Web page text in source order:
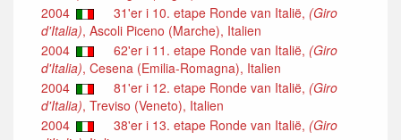
2004
31'er i 10. etape Ronde van Italië, (Giro
d'Italia), Ascoli Piceno (Marche), Italien
2004
62'er i 11. etape Ronde van Italië, (Giro
d'Italia), Cesena (Emilia-Romagna), Italien
2004
81'er i 12. etape Ronde van Italië, (Giro
d'Italia), Treviso (Veneto), Italien
2004
38'er i 13. etape Ronde van Italië, (Giro